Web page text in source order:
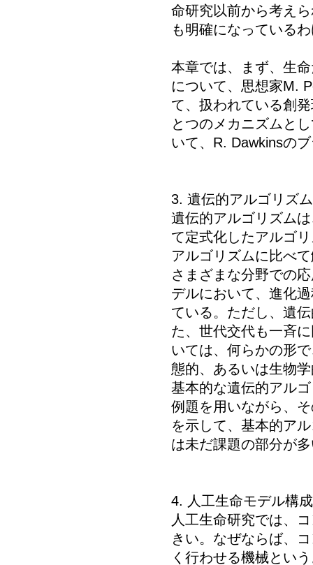
命研究以前から考え
も明確になっている
本章では、まず、生
について、思想家M.
て、扱われている創
とつのメカニズムと
いて、R. Dawkinsの
3. 遺伝的アルゴリズ
遺伝的アルゴリズム
て定式化したアルゴ
アルゴリズムに比べ
さまざまな分野での
デルにおいて、進化
ている。ただし、遺
た、世代交代も一斉
いては、何らかの形
態的、あるいは生物
基本的な遺伝的アル
例題を用いながら、
を示して、基本的ア
は未だ課題の部分が
4. 人工生命モデル構
人工生命研究では、
きい。なぜならば、
く行わせる機械とい